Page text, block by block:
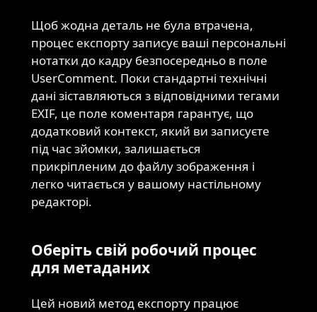
Щоб жодна деталь не була втрачена,
процес експорту записує ваші персональні
нотатки до кадру безпосередньо в поле
UserComment. Поки стандартні технічні
дані зіставляються з відповідними тегами
EXIF, це поле коментаря гарантує, що
додатковий контекст, який ви записуєте
під час зйомки, залишається
прикріпленим до файлу зображення і
легко читається у вашому настільному
редакторі.
Оберіть свій робочий процес
для метаданих
Цей новий метод експорту працює